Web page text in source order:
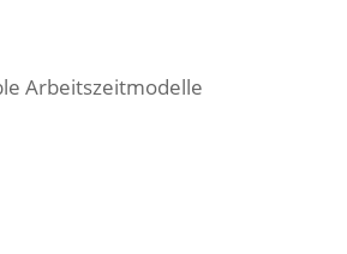
Arbeitszeitmodelle